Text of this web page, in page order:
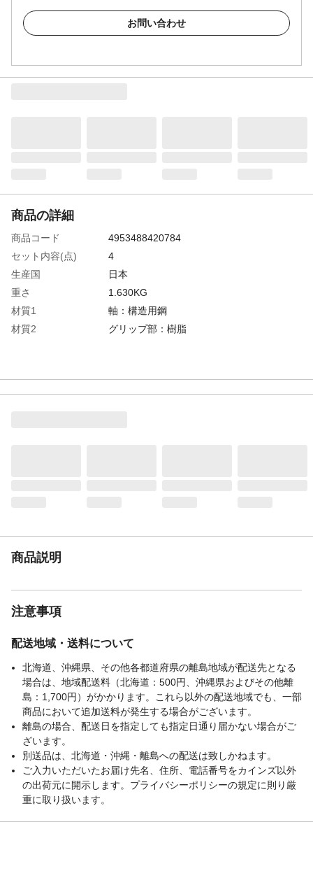
お問い合わせ
商品の詳細
商品コード
4953488420784
セット内容(点)
4
生産国
日本
重さ
1.630KG
材質1
軸：構造用鋼
材質2
グリップ部：樹脂
商品説明
注意事項
配送地域・送料について
北海道、沖縄県、その他各都道府県の離島地域が配送先となる
場合は、地域配送料（北海道：500円、沖縄県およびその他離
島：1,700円）がかかります。これら以外の配送地域でも、一部
商品において追加送料が発生する場合がございます。
離島の場合、配送日を指定しても指定日通り届かない場合がご
ざいます。
別送品は、北海道・沖縄・離島への配送は致しかねます。
ご入力いただいたお届け先名、住所、電話番号をカインズ以外
の出荷元に開示します。プライバシーポリシーの規定に則り厳
重に取り扱います。